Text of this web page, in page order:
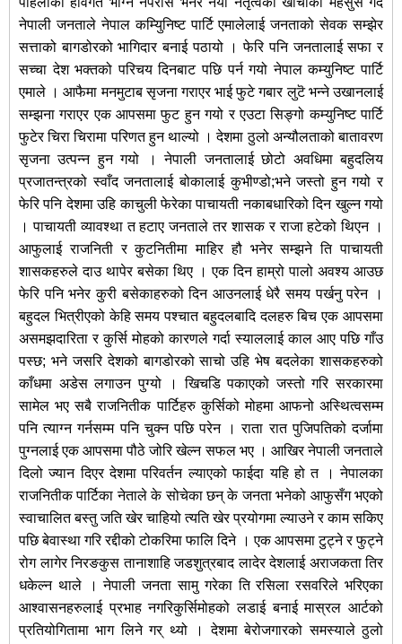
नेपाली जनताले नेपाल कम्यिुनिष्ट पार्टि एमालेलाई जनताको सेवक सम्झेर
सत्ताको बागडोरको भागिदार बनाई पठायो । फेरि पनि जनतालाई सफा र
सच्चा देश भक्तको परिचय दिनबाट पछि पर्न गयो नेपाल कम्युनिष्ट पार्टि
एमाले । आफैमा मनमुटाब सृजना गराएर भाई फुटे गबार लुटॆ भन्ने उखानलाई
सम्झना गराएर एक आपसमा फुट हुन गयो र एउटा सिङ्गो कम्युनिष्ट पार्टि
फुटेर चिरा चिरामा परिणत हुन थाल्यो । देशमा ठुलो अन्यौलताको बातावरण
सृजना उत्पन्न हुन गयो । नेपाली जनतालाई छोटो अवधिमा बहुदलिय
प्रजातन्त्रको स्वाँद जनतालाई बोकालाई कुभीण्डो;भने जस्तो हुन गयो र
फेरि पनि देशमा उहि काचुली फेरेका पाचायती नकाबधारिको दिन खुल्न गयो
। पाचायती व्यावश्था त हटाए जनताले तर शासक र राजा हटेको थिएन ।
आफुलाई राजनिती र कुटनितीमा माहिर हौ भनेर सम्झने ति पाचायती
शासकहरुले दाउ थापेर बसेका थिए । एक दिन हाम्रो पालो अवश्य आउछ
फेरि पनि भनेर कुरी बसेकाहरुको दिन आउनलाई धेरै समय पर्खनु परेन ।
बहुदल भित्रीएको केहि समय पश्चात बहुदलबादि दलहरु बिच एक आपसमा
असमझदारिता र कुर्सि मोहको कारणले गर्दा स्याललाई काल आए पछि गाँउ
पस्छ; भने जसरि देशको बागडोरको साचो उहि भेष बदलेका शासकहरुको
काँधमा अडेस लगाउन पुग्यो । खिचडि पकाएको जस्तो गरि सरकारमा
सामेल भए सबै राजनितीक पार्टिहरु कुर्सिको मोहमा आफनो अस्थित्वसम्म
पनि त्याग्न गर्नसम्म पनि चुक्न पछि परेन । राता रात पुजिपतिको दर्जामा
पुग्नलाई एक आपसमा पौठे जोरि खेल्न सफल भए । आखिर नेपाली जनताले
दिलो ज्यान दिएर देशमा परिवर्तन ल्याएको फाईदा यहि हो त । नेपालका
राजनितीक पार्टिका नेताले के सोचेका छन् के जनता भनेको आफुसँग भएको
स्वाचालित बस्तु जति खेर चाहियो त्यति खेर प्रयोगमा ल्याउने र काम सकिए
पछि बेवास्था गरि रद्दीको टोकरिमा फालि दिने । एक आपसमा टुट्ने र फुट्ने
रोग लागेर निरङकुस तानाशाहि जडशुत्रबाद लादेर देशलाई अराजकता तिर
धकेल्न थाले । नेपाली जनता सामु गरेका ति रसिला रसवरिले भरिएका
आश्वासनहरुलाई प्रभाह नगरिकुर्सिमोहको लडाई बनाई मास्रल आर्टको
प्रतियोगितामा भाग लिने गर् थ्यो । देशमा बेरोजगारको समस्याले ठुलो